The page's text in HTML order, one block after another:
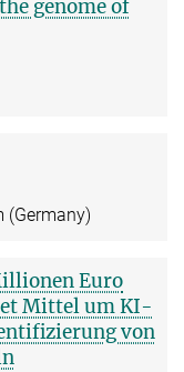
genome of
(Germany)
Euro
Mittel um KI-
von